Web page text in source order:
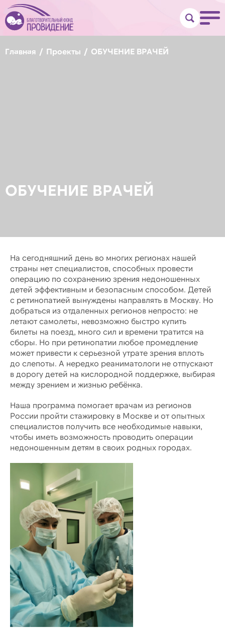
Главная Проекты ОБУЧЕНИЕ ВРАЧЕЙ
ОБУЧЕНИЕ ВРАЧЕЙ
На сегодняшний день во многих регионах нашей
страны нет специалистов, способных провести
операцию по сохранению зрения недоношенных
детей эффективным и безопасным способом. Детей
с ретинопатией вынуждены направлять в Москву. Но
добраться из отдаленных регионов непросто: не
летают самолеты, невозможно быстро купить
билеты на поезд, много сил и времени тратится на
сборы. Но при ретинопатии любое промедление
может привести к серьезной утрате зрения вплоть
до слепоты. А нередко реаниматологи не отпускают
в дорогу детей на кислородной поддержке, выбирая
между зрением и жизнью ребёнка.
Наша программа помогает врачам из регионов
России пройти стажировку в Москве и от опытных
специалистов получить все необходимые навыки,
чтобы иметь возможность проводить операции
недоношенным детям в своих родных городах.